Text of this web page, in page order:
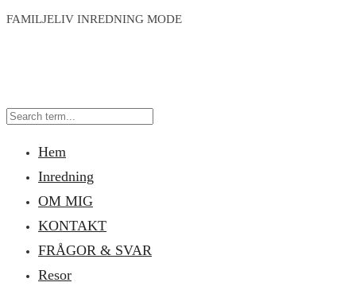
FAMILJELIV INREDNING MODE
Hem
Inredning
OM MIG
KONTAKT
FRÅGOR & SVAR
Resor